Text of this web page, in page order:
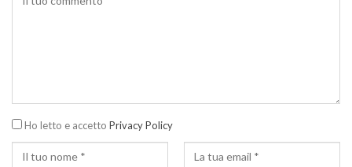
Ho letto e accetto Privacy Policy